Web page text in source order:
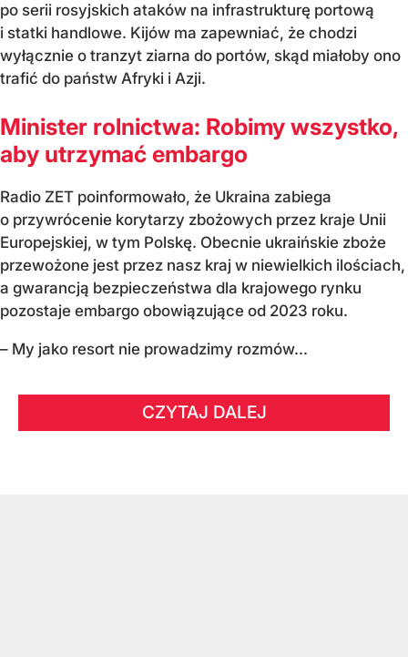
po serii rosyjskich ataków na infrastrukturę portową
i statki handlowe. Kijów ma zapewniać, że chodzi
wyłącznie o tranzyt ziarna do portów, skąd miałoby ono
trafić do państw Afryki i Azji.
Minister rolnictwa: Robimy wszystko,
aby utrzymać embargo
Radio ZET poinformowało, że Ukraina zabiega
o przywrócenie korytarzy zbożowych przez kraje Unii
Europejskiej, w tym Polskę. Obecnie ukraińskie zboże
przewożone jest przez nasz kraj w niewielkich ilościach,
a gwarancją bezpieczeństwa dla krajowego rynku
pozostaje embargo obowiązujące od 2023 roku.
– My jako resort nie prowadzimy rozmów...
CZYTAJ DALEJ